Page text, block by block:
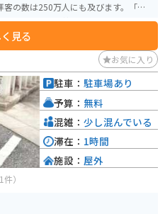
はなく、稲荷神の御使いである狐に
を売る店があるので、そこで藁に通
す。
見る
お気に入り
）
駐車： 駐車場あり
予算： 無料
混雑： 少し混んでいる
滞在： 1時間
施設： 屋外